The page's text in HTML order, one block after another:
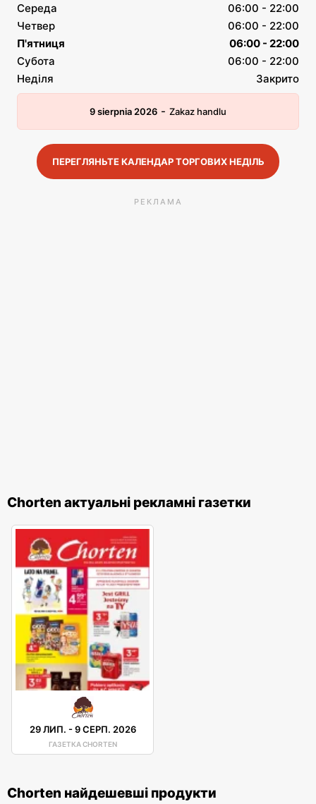
Середа
06:00 - 22:00
Четвер
06:00 - 22:00
П'ятниця
06:00 - 22:00
Субота
06:00 - 22:00
Неділя
Закрито
9 sierpnia 2026 - Zakaz handlu
ПЕРЕГЛЯНЬТЕ КАЛЕНДАР ТОРГОВИХ НЕДІЛЬ
РЕКЛАМА
Chorten актуальні рекламні газетки
29 ЛИП. -9 СЕРП. 2026
ГАЗЕТКА CHORTEN
Chorten найдешевші продукти